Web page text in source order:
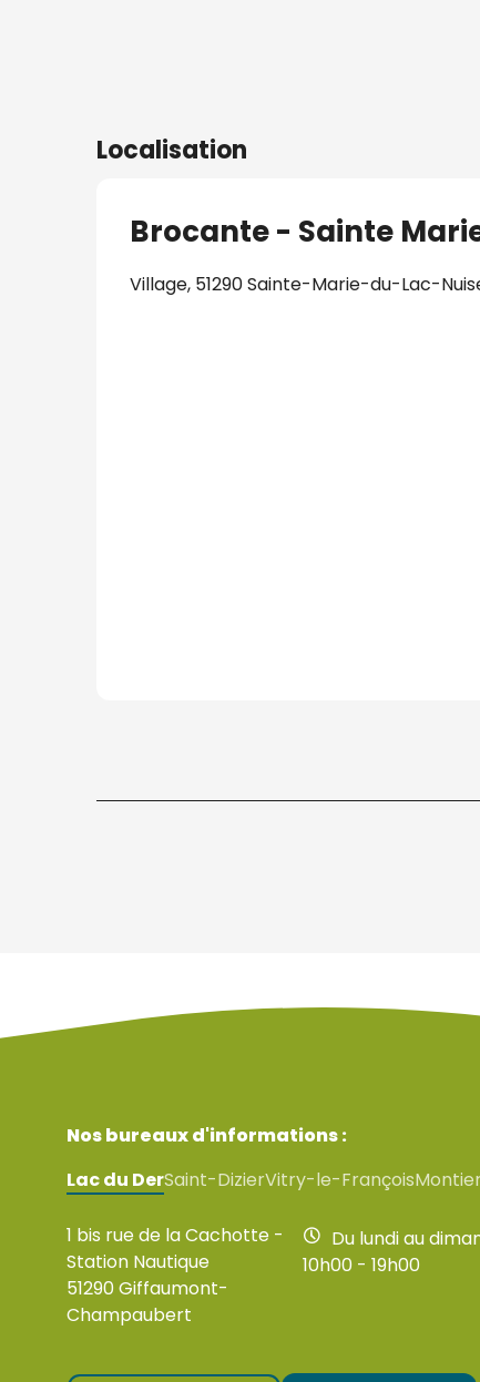
Localisation
Brocante - Sainte
Village, 51290 Sainte-Marie-du-Lac-
Nos bureaux d'informations :
Lac du DerSaint-DizierVitry-le-François
1 bis rue de la Cachotte -
Station Nautique
51290 Giffaumont-
Champaubert
Du lundi au
10h00 - 19h00